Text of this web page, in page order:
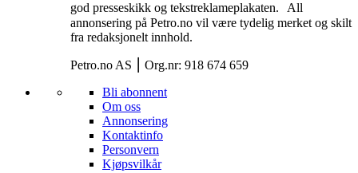
god presseskikk og tekstreklameplakaten. All
annonsering på Petro.no vil være tydelig merket og skilt
fra redaksjonelt innhold.
Petro.no AS ⎮ Org.nr: 918 674 659
Bli abonnent
Om oss
Annonsering
Kontaktinfo
Personvern
Kjøpsvilkår